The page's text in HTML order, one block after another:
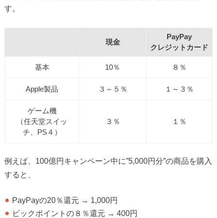
す。
現金
PayPay
クレジットカード
基本 10％ ８％
Apple製品 ３～５％ １～３％
ゲーム機
（任天堂スイッ
チ、PS４）
３％ １％
例えば、100億円キャンペーン中に”5,000円分”の商品を購入
すると、
PayPayの20％還元 → 1,000円
ビックポイントの８％還元 → 400円